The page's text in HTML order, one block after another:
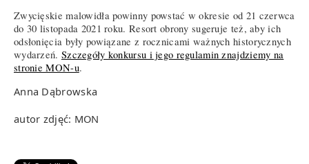
Zwycięskie malowidła powinny powstać w okresie od 21 czerwca
do 30 listopada 2021 roku. Resort obrony sugeruje też, aby ich
odsłonięcia były powiązane z rocznicami ważnych historycznych
wydarzeń. Szczegóły konkursu i jego regulamin znajdziemy na
stronie MON-u.
Anna Dąbrowska
autor zdjęć: MON